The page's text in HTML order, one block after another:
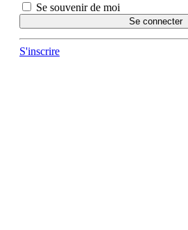
Se souvenir de moi
Se connecter
S'inscrire